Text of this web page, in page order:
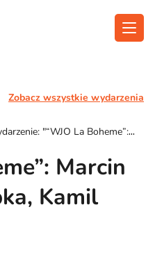
Zobacz wszystkie wydarzenia
"“WJO La Boheme”:
Marcin
Kamil